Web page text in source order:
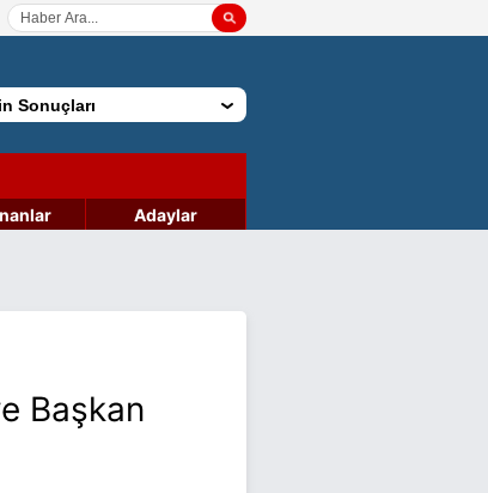
Sonuçları
Adaylar
Başkan